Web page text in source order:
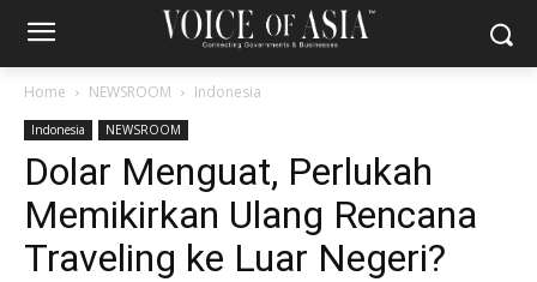
Home NEWSROOM Indonesia
Indonesia NEWSROOM
Dolar Menguat, Perlukah
Memikirkan Ulang Rencana
Traveling ke Luar Negeri?